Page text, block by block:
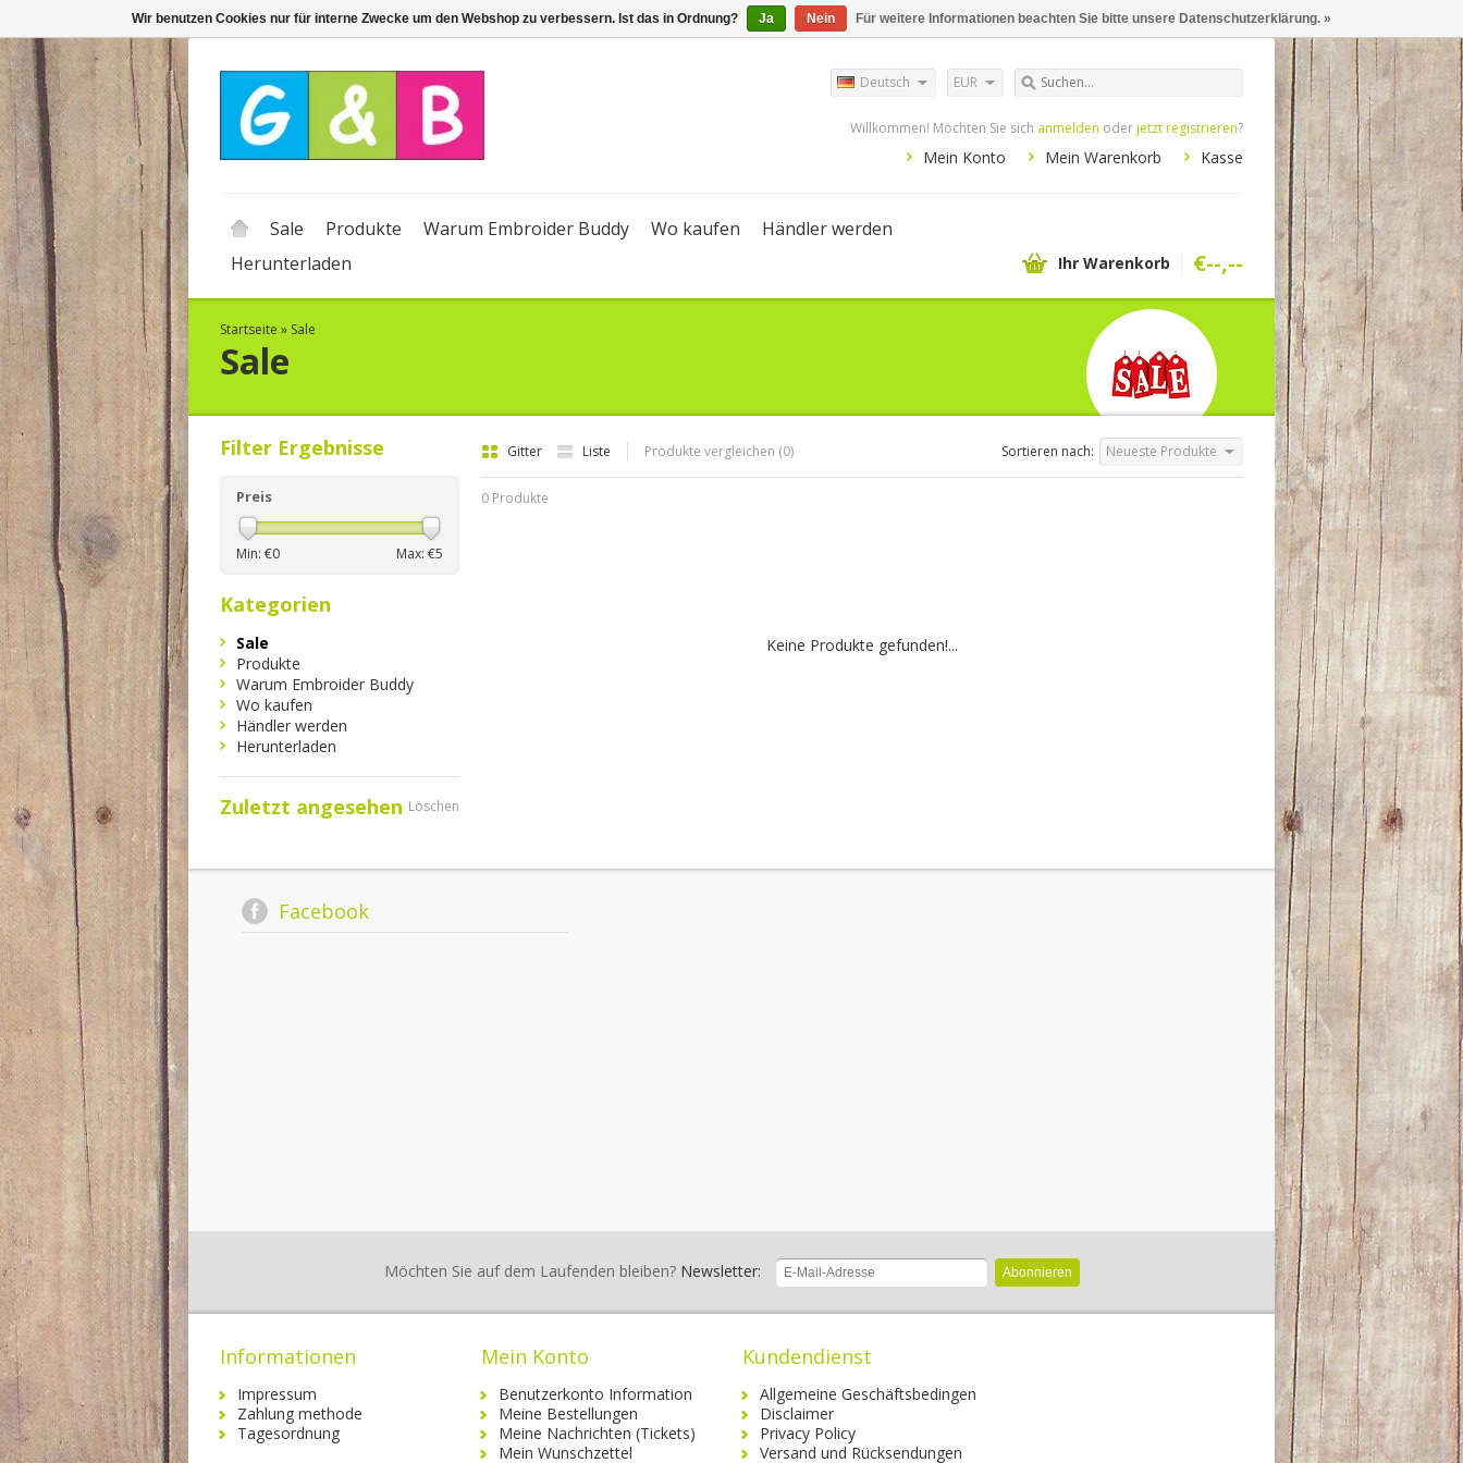
EUR
Deutsch
Willkommen! Möchten Sie sich anmelden oder jetzt registrieren?
Mein Konto Mein Warenkorb Kasse
Sale Produkte Warum Embroider Buddy Wo kaufen
Händler werden
Herunterladen
Ihr Warenkorb €--,--
Startseite » Sale
Sale
Gitter Liste Produkte vergleichen (0) Sortieren nach: Neueste Produkte
0 Produkte
Keine Produkte gefunden!...
Filter Ergebnisse
Preis
Min: €0 Max: €5
Kategorien
Sale
Produkte
Warum Embroider Buddy
Wo kaufen
Händler werden
Herunterladen
Zuletzt angesehen Löschen
Facebook
Möchten Sie auf dem Laufenden bleiben?Newsletter: Abonnieren
Informationen
Impressum
Zahlung methode
Tagesordnung
Mein Konto
Benutzerkonto Information
Meine Bestellungen
Meine Nachrichten (Tickets)
Mein Wunschzettel
Kundendienst
Allgemeine Geschäftsbedingen
Disclaimer
Privacy Policy
Versand und Rücksendungen
Wir benutzen Cookies nur für interne Zwecke um den Webshop zu verbessern. Ist das in Ordnung? Ja Nein Für weitere Informationen beachten Sie bitte unsere Datenschutzerklärung. »